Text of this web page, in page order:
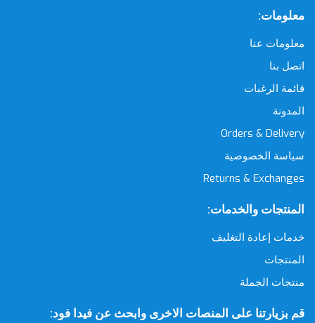
معلومات:
معلومات عنا
اتصل بنا
قائمة الرغبات
المدونة
Orders & Delivery
سياسة الخصوصية
Returns & Exchanges
المنتجات والخدمات:
خدمات إعادة التغليف
المنتجات
منتجات الجملة
قم بزيارتنا على المنصات الاخرى وابحث عن فيدا فود: